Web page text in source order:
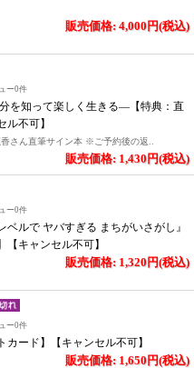
販売価格: 4,000円(税込)
ー0件
を知って楽しく生きる―【特典：直
不可】
さん直筆サイン本 ※ご予約後の返..
販売価格: 1,430円(税込)
ー0件
ルで ヤバすぎる まちがいさがし』
【キャンセル不可】
販売価格: 1,320円(税込)
ー0件
ード】【キャンセル不可】
販売価格: 1,650円(税込)